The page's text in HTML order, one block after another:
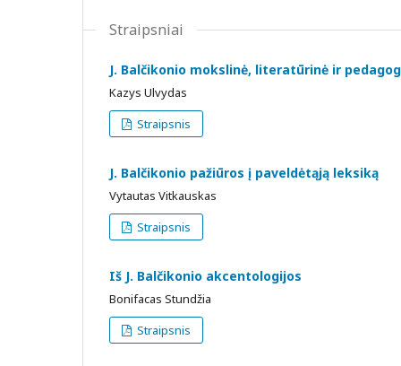
Straipsniai
J. Balčikonio mokslinė, literatūrinė ir
Kazys Ulvydas
Straipsnis
J. Balčikonio pažiūros į paveldėtąją leksiką
Vytautas Vitkauskas
Straipsnis
Iš J. Balčikonio akcentologijos
Bonifacas Stundžia
Straipsnis